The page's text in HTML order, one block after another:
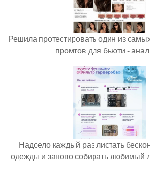
Решила протестировать один из
промтов для бьюти -
Надоело каждый раз листать
одежды и заново собирать любимый